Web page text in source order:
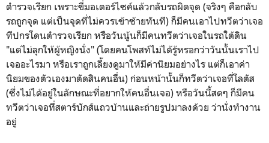
ตำรวจเรียก เพราะขี่มอเตอร์ไซค์แล้วกลับรถผิดจุด (จริงๆ คือกลับ
รถถูกจุด แต่เป็นจุดที่ไม่ควรเข้าซ้ายทันที) ก็มีคนเอาไปทวีตว่าเจอ
ทีปกรโดนตำรวจเรียก หรือวันนู้นก็มีคนทวีตว่าเจอในรถใต้ดิน
"แต่ไม่ลุกให้ผู้หญิงนั่ง" (โดยคนโพสท์ไม่ได้รู้หรอกว่าวันนั้นเราไป
เจออะไรมา หรือเราถูกเลี้ยงดูมาให้มีค่านิยมอย่างไร แต่ก็เอาค่า
นิยมของตัวเองมาตัดสินคนอื่น) ก่อนหน้านั้นก็ทวีตว่าเจอที่โลตัส
(ซึ่งไม่ได้อยู่ในลักษณะที่อยากให้คนอื่นเจอ) หรือวันนี้สดๆ ก็มีคน
ทวีตว่าเจอที่สตาร์บักส์แถวบ้านและถ่ายรูปมาลงด้วย ว่านั่งทำงาน
อยู่